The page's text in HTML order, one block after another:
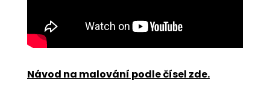
Návod na malování podle čísel zde.